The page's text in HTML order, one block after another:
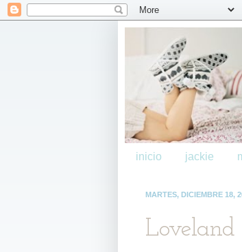
inicio jackie
MARTES, DICIEMBRE 18,
Loveland